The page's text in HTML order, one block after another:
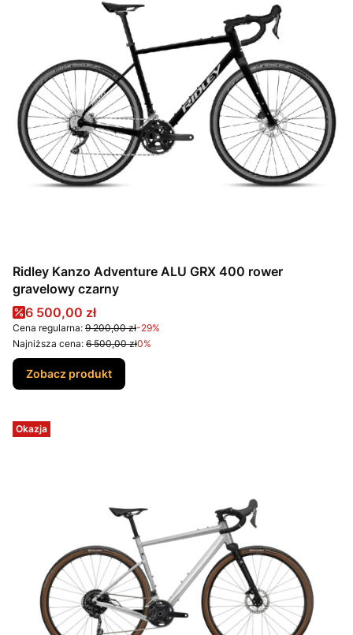
Ridley Kanzo Adventure ALU GRX 400 rower
gravelowy czarny
Cena promocyjna
6 500,00 zł
Cena regularna: 9 200,00 zł-29%
Najniższa cena: 6 500,00 zł0%
Zobacz produkt
Okazja